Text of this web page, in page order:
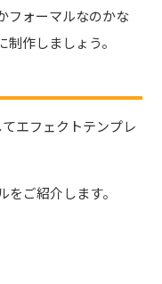
フォーマルなのかな
作しましょう。
エフェクトテンプレ
ご紹介します。